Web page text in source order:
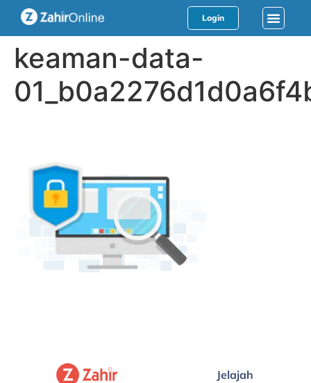
Login
keaman-data-
Jelajah